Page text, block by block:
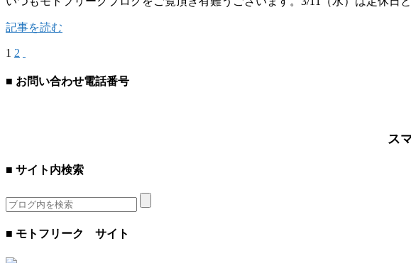
記事を読む
1 2
■ お問い合わせ電話番号
ス
■ サイト内検索
■ モトフリーク サイト